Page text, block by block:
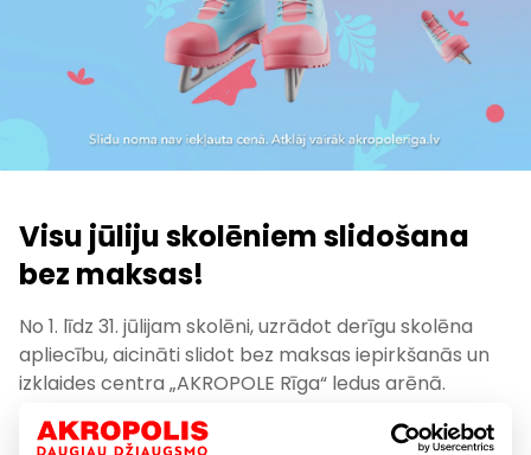
Visu jūliju skolēniem slidošana
bez maksas!
No 1. līdz 31. jūlijam skolēni, uzrādot derīgu skolēna
apliecību, aicināti slidot bez maksas iepirkšanās un
izklaides centra „AKROPOLE Rīga“ ledus arēnā.
Slidu noma piedāvājumā nav iekļauta.